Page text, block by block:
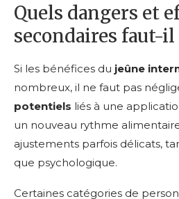
Quels dangers et
secondaires faut-
Si les bénéfices du jeûne
nombreux, il ne faut pas
potentiels liés à une
un nouveau rythme
ajustements parfois délicats,
que psychologique.
Certaines catégories de